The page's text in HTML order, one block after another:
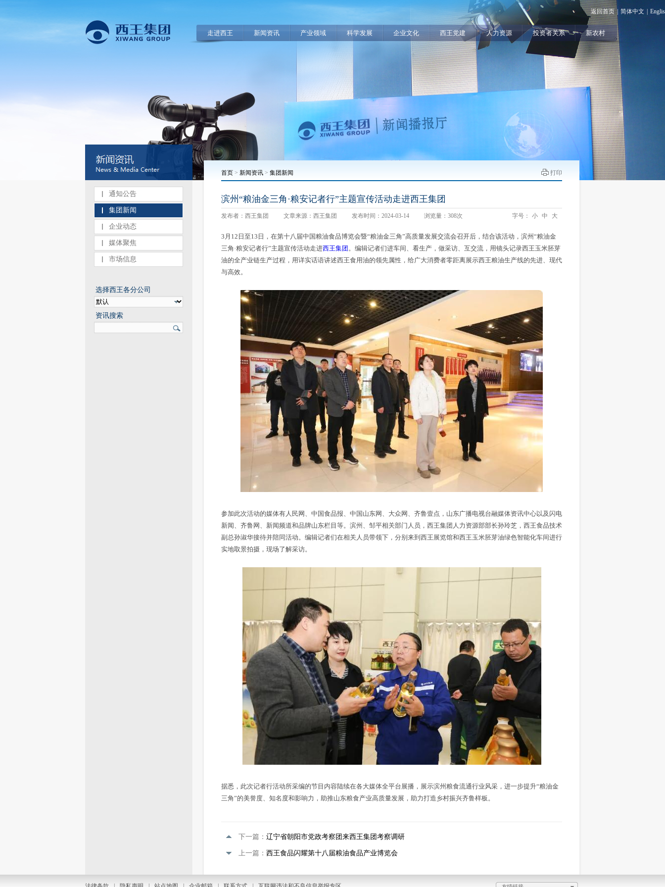
返回首页 | 简体中文
走进西王 新闻资讯 产业领域 科学发展 企业文化 西王党建 人力资源 投资者关系 新农村
通知公告
集团新闻
企业动态
媒体聚焦
市场信息
选择西王各分公司
资讯搜索
首页 > 新闻资讯 > 集团新闻 打印
滨州“粮油金三角·粮安记者行”主题宣传活动走进西王集团
发布者：西王集团 文章来源：西王集团 发布时间：2024-03-14 浏览量： 308次 字号： 小 中 大
3月12日至13日，在第十八届中国粮油食品博览会暨“粮油金三角”高质量发展交流会召开后，结合该活动，滨州“粮油金
三角·粮安记者行”主题宣传活动走进西王集团 。编辑记者们进车间、看生产，做采访、互交流，用镜头记录西王玉米胚芽
油的全产业链生产过程，用详实话语讲述西王食用油的领先属性，给广大消费者零距离展示西王粮油生产线的先进、现代
与高效。
参加此次活动的媒体有人民网、中国食品报、中国山东网、大众网、齐鲁壹点，山东广播电视台融媒体资讯中心以及闪电
新闻、齐鲁网、新闻频道和品牌山东栏目等。滨州、邹平相关部门人员，西王集团人力资源部部长孙玲芝，西王食品技术
副总孙淑华接待并陪同活动。编辑记者们在相关人员带领下，分别来到西王展览馆和西王玉米胚芽油绿色智能化车间进行
实地取景拍摄，现场了解采访。
据悉，此次记者行活动所采编的节目内容陆续在各大媒体全平台展播，展示滨州粮食流通行业风采，进一步提升“粮油金
三角”的美誉度、知名度和影响力，助推山东粮食产业高质量发展，助力打造乡村振兴齐鲁样板。
下一篇： 辽宁省朝阳市党政考察团来西王集团考察调研
上一篇： 西王食品闪耀第十八届粮油食品产业博览会